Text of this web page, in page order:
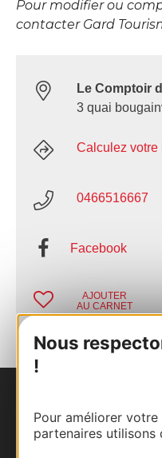
Nous
!
Pour améliorer
partenaires utilisons
Pour modifier ou
contacter Gard
Le Comptoir
3 quai
Calculez votre
0466516667
Facebook
AJOUTER
AU CARNET